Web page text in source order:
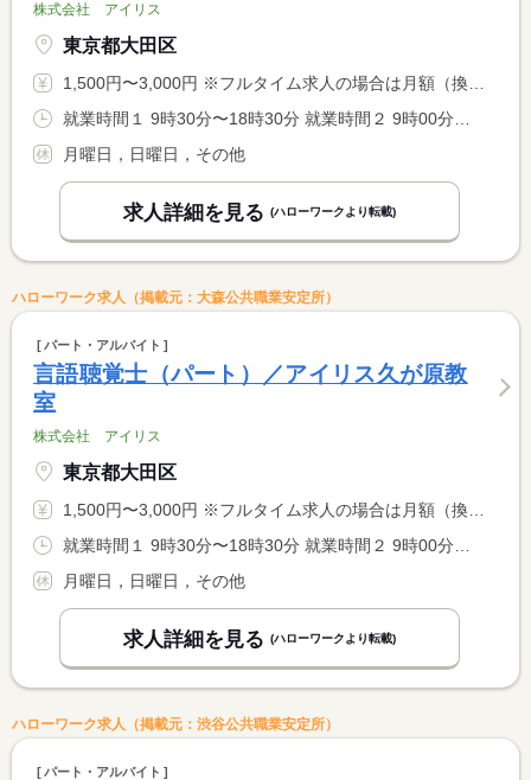
株式会社 アイリス
東京都大田区
1,500円〜3,000円 ※フルタイム求人の場合は月額（換算額）、パート求人の場合は時間額を表示しています。
月曜日，日曜日，その他
求人詳細を見る (ハローワークより転載)
ハローワーク求人（掲載元：大森公共職業安定所）
パート・アルバイト
言語聴覚士（パート）／アイリス久が原教
室
株式会社 アイリス
東京都大田区
1,500円〜3,000円 ※フルタイム求人の場合は月額（換算額）、パート求人の場合は時間額を表示しています。
月曜日，日曜日，その他
求人詳細を見る (ハローワークより転載)
ハローワーク求人（掲載元：渋谷公共職業安定所）
パート・アルバイト